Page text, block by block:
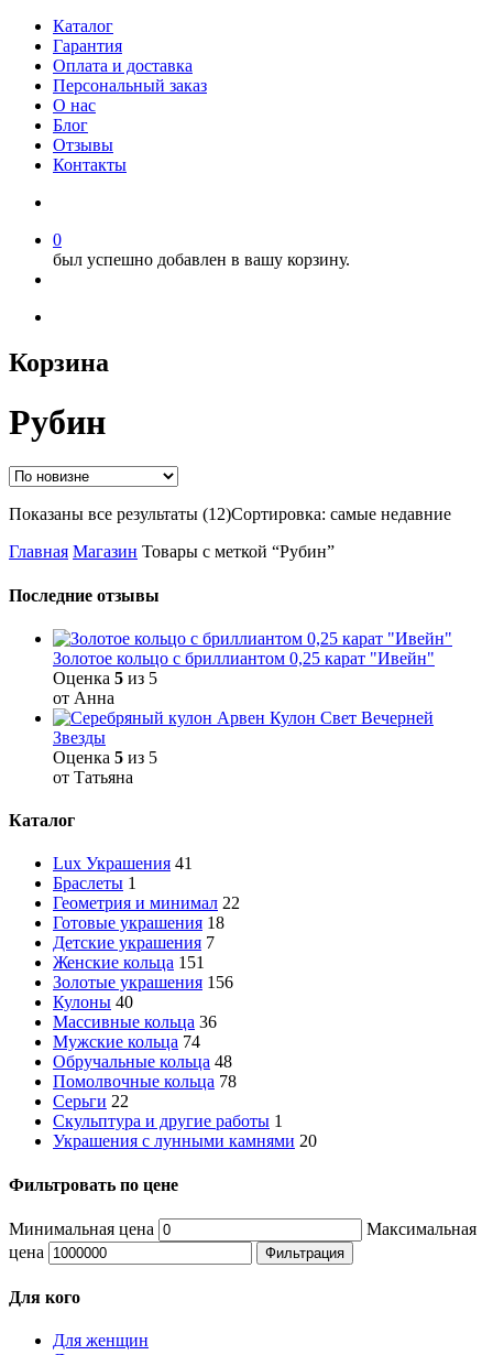
Каталог
Гарантия
Оплата и доставка
Персональный заказ
О нас
Блог
Отзывы
Контакты
0
был успешно добавлен в вашу корзину.
Корзина
Рубин
Показаны все результаты (12)Сортировка: самые недавние
Главная Магазин Товары с меткой “Рубин”
Последние отзывы
Золотое кольцо с бриллиантом 0,25 карат "Ивейн"
Оценка 5 из 5
от Анна
Кулон Свет Вечерней
Звезды
Оценка 5 из 5
от Татьяна
Каталог
Lux Украшения 41
Браслеты 1
Геометрия и минимал 22
Готовые украшения 18
Детские украшения 7
Женские кольца 151
Золотые украшения 156
Кулоны 40
Массивные кольца 36
Мужские кольца 74
Обручальные кольца 48
Помолвочные кольца 78
Серьги 22
Скульптура и другие работы 1
Украшения с лунными камнями 20
Фильтровать по цене
Минимальная цена
Максимальная
цена
Фильтрация
Для кого
Для женщин